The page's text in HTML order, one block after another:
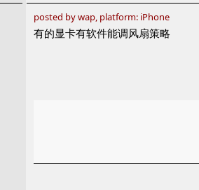
posted by wap, platform: iPhone
有的显卡有软件能调风扇策略